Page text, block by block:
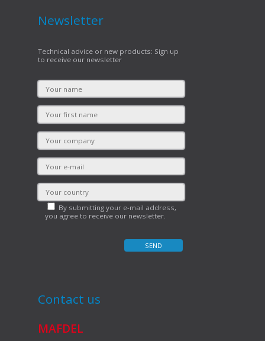
Newsletter
Technical advice or new products: Sign up
to receive our newsletter
By submitting your e-mail address,
you agree to receive our newsletter.
Contact us
MAFDEL